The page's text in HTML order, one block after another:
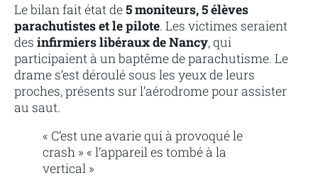
Le bilan fait état de5 moniteurs, 5 élèves
parachutistes et le pilote. Les victimes seraient
des infirmiers libéraux de Nancy, qui
participaient à un baptême de parachutisme. Le
drame s’est déroulé sous les yeux de leurs
proches, présents sur l’aérodrome pour assister
au saut.
« C’est une avarie qui à provoqué le
crash » « l’appareil es tombé à la
vertical »